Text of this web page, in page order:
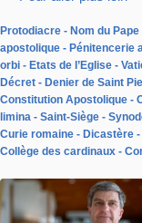
Protodiacre Nom du Pape
apostolique
Pénitencerie
orbi
Etats de l’Eglise
Décret
Denier de Saint
Constitution Apostolique
limina
Saint-Siège
Curie romaine
Dicastère
Collège des cardinaux